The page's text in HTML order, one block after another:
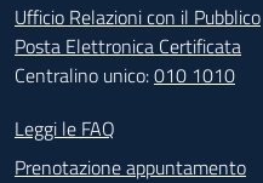
Ufficio Relazioni con il Pubblico
Posta Elettronica Certificata
Centralino unico:010 1010
Footer - Contatti
Leggi le FAQ
Prenotazione appuntamento